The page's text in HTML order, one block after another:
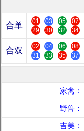
合单 01 03 05 07
29
30 32 34
合双 02 04 06 08
31
33 35 37
家禽：
野兽：
吉美：